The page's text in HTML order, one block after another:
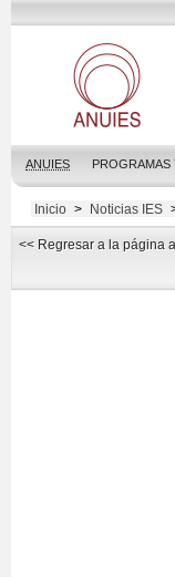
ANUIES PROGRAMAS
Inicio > Noticias IES
<< Regresar a la página